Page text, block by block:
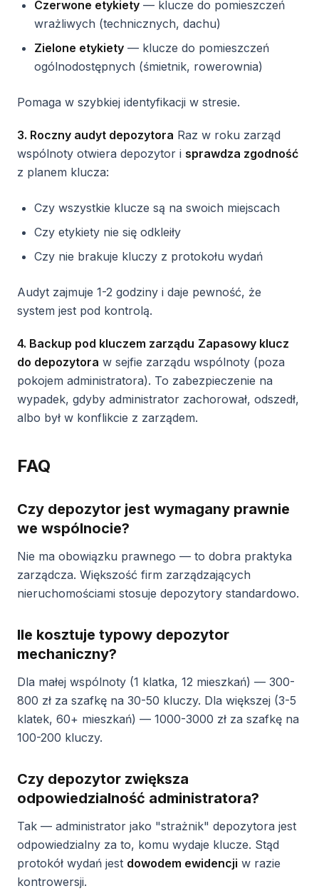
Czerwone etykiety — klucze do pomieszczeń
wrażliwych (technicznych, dachu)
Zielone etykiety — klucze do pomieszczeń
ogólnodostępnych (śmietnik, rowerownia)
Pomaga w szybkiej identyfikacji w stresie.
3. Roczny audyt depozytora Raz w roku zarząd
wspólnoty otwiera depozytor i sprawdza zgodność
z planem klucza:
Czy wszystkie klucze są na swoich miejscach
Czy etykiety nie się odkleiły
Czy nie brakuje kluczy z protokołu wydań
Audyt zajmuje 1-2 godziny i daje pewność, że
system jest pod kontrolą.
4. Backup pod kluczem zarządu Zapasowy klucz
do depozytora w sejfie zarządu wspólnoty (poza
pokojem administratora). To zabezpieczenie na
wypadek, gdyby administrator zachorował, odszedł,
albo był w konflikcie z zarządem.
FAQ
Czy depozytor jest wymagany prawnie
we wspólnocie?
Nie ma obowiązku prawnego — to dobra praktyka
zarządcza. Większość firm zarządzających
nieruchomościami stosuje depozytory standardowo.
Ile kosztuje typowy depozytor
mechaniczny?
Dla małej wspólnoty (1 klatka, 12 mieszkań) — 300-
800 zł za szafkę na 30-50 kluczy. Dla większej (3-5
klatek, 60+ mieszkań) — 1000-3000 zł za szafkę na
100-200 kluczy.
Czy depozytor zwiększa
odpowiedzialność administratora?
Tak — administrator jako "strażnik" depozytora jest
odpowiedzialny za to, komu wydaje klucze. Stąd
protokół wydań jest dowodem ewidencji w razie
kontrowersji.